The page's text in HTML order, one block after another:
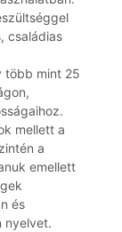
családias
több mint 25
mellett a
a
emellett
és
nyelvet.